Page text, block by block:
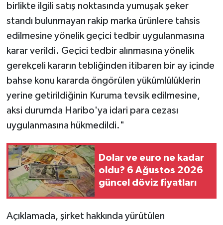
birlikte ilgili satış noktasında yumuşak şeker
standı bulunmayan rakip marka ürünlere tahsis
edilmesine yönelik geçici tedbir uygulanmasına
karar verildi. Geçici tedbir alınmasına yönelik
gerekçeli kararın tebliğinden itibaren bir ay içinde
bahse konu kararda öngörülen yükümlülüklerin
yerine getirildiğinin Kuruma tevsik edilmesine,
aksi durumda Haribo'ya idari para cezası
uygulanmasına hükmedildi."
Dolar ve euro ne kadar
oldu? 6 Ağustos 2026
güncel döviz fiyatları
Açıklamada, şirket hakkında yürütülen